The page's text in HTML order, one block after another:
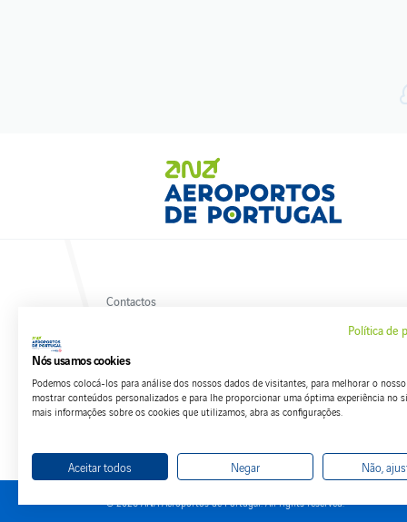
Contactos
Livro de Reclamações
© 2026 ANA Aeroportos de Portugal. All rights reserved.
Política de
Nós usamos cookies
Podemos colocá-los para análise dos nossos dados de visitantes, para melhorar o
mostrar conteúdos personalizados e para lhe proporcionar uma óptima experiência no
mais informações sobre os cookies que utilizamos, abra as configurações.
Aceitar todos Negar Não,